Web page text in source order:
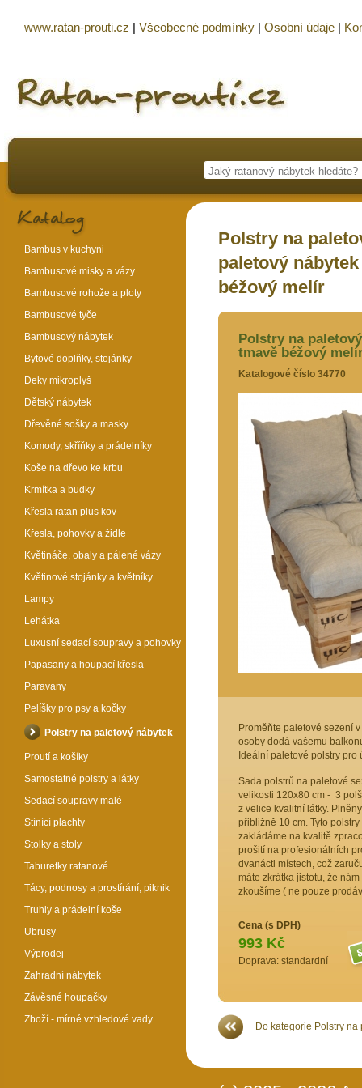
Polstry na
paletový
béžový melír
Polstry na
tmavě béžový
Katalogové číslo 34770
Proměňte paletové sezení
osoby dodá vašemu
Ideální paletové polstry
Sada polstrů na paletové
velikosti 120x80 cm - 3
z velice kvalitní látky.
přibližně 10 cm. Tyto
zakládáme na kvalitě
prošití na profesionálních
dvanácti místech, což
máte zkrátka jistotu, že
zkoušíme ( ne pouze
Cena (s DPH)
993 Kč
Doprava: standardní
Do kategorie Polstry na
Bambus v kuchyni
Bambusové misky a vázy
Bambusové rohože a ploty
Bambusové tyče
Bambusový nábytek
Bytové doplňky, stojánky
Deky mikroplyš
Dětský nábytek
Dřevěné sošky a masky
Komody, skříňky a prádelníky
Koše na dřevo ke krbu
Krmítka a budky
Křesla ratan plus kov
Křesla, pohovky a židle
Květináče, obaly a pálené vázy
Květinové stojánky a květníky
Lampy
Lehátka
Luxusní sedací soupravy a pohovky
Papasany a houpací křesla
Paravany
Pelíšky pro psy a kočky
Polstry na paletový nábytek
Proutí a košíky
Samostatné polstry a látky
Sedací soupravy malé
Stínící plachty
Stolky a stoly
Taburetky ratanové
Tácy, podnosy a prostírání, piknik
Truhly a prádelní koše
Ubrusy
Výprodej
Zahradní nábytek
Závěsné houpačky
Zboží - mírné vzhledové vady
www.ratan-prouti.cz | Všeobecné podmínky | Osobní údaje |